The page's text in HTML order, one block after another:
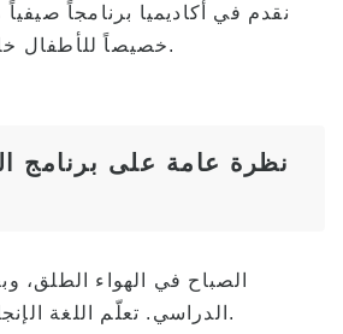
دورة هاواي الوحيدة لمدة 4 أيام في الأسبوع
هيئة
نقدم في أكاديميا برنامجاً
خصيصاً للأطفال خلال عطلتهم الصيفية.
نظرة عامة على برنامج
الصباح في الهواء الطلق،
الدراسي. تعلّم اللغة الإنجليزية أثناء الاستمتاع.